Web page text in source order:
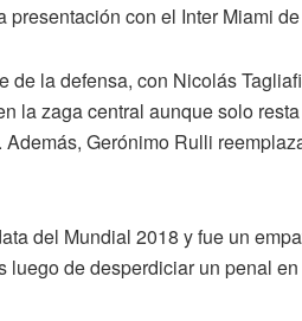
con el Inter Miami
de la defensa, con Nicolás
la zaga central aunque solo
Gerónimo Rulli
del Mundial 2018 y fue un
de desperdiciar un penal